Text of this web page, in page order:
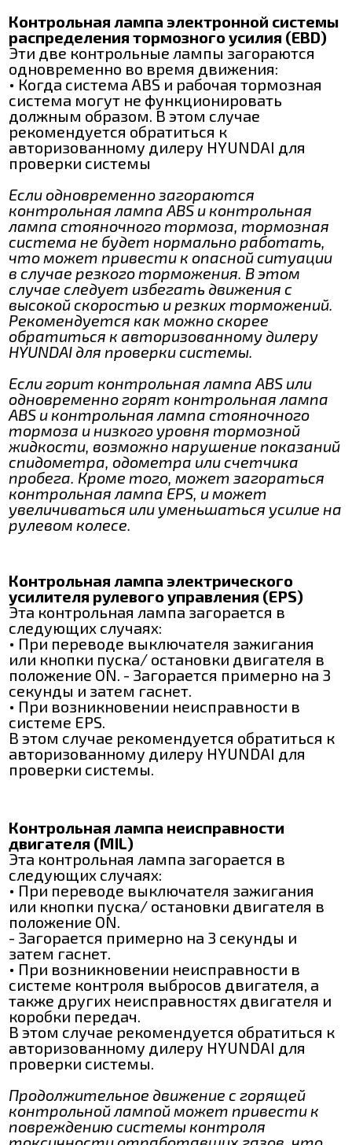
Контрольная лампа электронной системы
распределения тормозного усилия (EBD)
Эти две контрольные лампы загораются
одновременно во время движения:
• Когда система ABS и рабочая тормозная
система могут не функционировать
должным образом. В этом случае
рекомендуется обратиться к
авторизованному дилеру HYUNDAI для
проверки системы
Если одновременно загораются
контрольная лампа ABS и контрольная
лампа стояночного тормоза, тормозная
система не будет нормально работать,
что может привести к опасной ситуации
в случае резкого торможения. В этом
случае следует избегать движения с
высокой скоростью и резких торможений.
Рекомендуется как можно скорее
обратиться к авторизованному дилеру
HYUNDAI для проверки системы.
Если горит контрольная лампа ABS или
одновременно горят контрольная лампа
ABS и контрольная лампа стояночного
тормоза и низкого уровня тормозной
жидкости, возможно нарушение показаний
спидометра, одометра или счетчика
пробега. Кроме того, может загораться
контрольная лампа EPS, и может
увеличиваться или уменьшаться усилие на
рулевом колесе.
Контрольная лампа электрического
усилителя рулевого управления (EPS)
Эта контрольная лампа загорается в
следующих случаях:
• При переводе выключателя зажигания
или кнопки пуска/ остановки двигателя в
положение ON. - Загорается примерно на 3
секунды и затем гаснет.
• При возникновении неисправности в
системе EPS.
В этом случае рекомендуется обратиться к
авторизованному дилеру HYUNDAI для
проверки системы.
Контрольная лампа неисправности
двигателя (MIL)
Эта контрольная лампа загорается в
следующих случаях:
• При переводе выключателя зажигания
или кнопки пуска/ остановки двигателя в
положение ON.
- Загорается примерно на 3 секунды и
затем гаснет.
• При возникновении неисправности в
системе контроля выбросов двигателя, а
также других неисправностях двигателя и
коробки передач.
В этом случае рекомендуется обратиться к
авторизованному дилеру HYUNDAI для
проверки системы.
Продолжительное движение с горящей
контрольной лампой может привести к
повреждению системы контроля